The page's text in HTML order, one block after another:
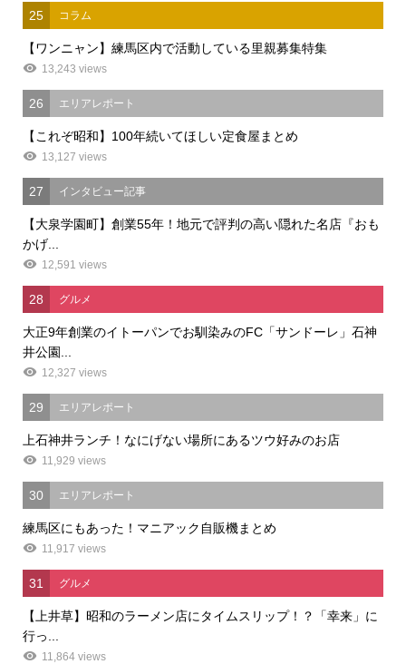
25 コラム
【ワンニャン】練馬区内で活動している里親募集特集
13,243 views
26 エリアレポート
【これぞ昭和】100年続いてほしい定食屋まとめ
13,127 views
27 インタビュー記事
【大泉学園町】創業55年！地元で評判の高い隠れた名店『おも
かげ...
12,591 views
28 グルメ
大正9年創業のイトーパンでお馴染みのFC「サンドーレ」石神
井公園...
12,327 views
29 エリアレポート
上石神井ランチ！なにげない場所にあるツウ好みのお店
11,929 views
30 エリアレポート
練馬区にもあった！マニアック自販機まとめ
11,917 views
31 グルメ
【上井草】昭和のラーメン店にタイムスリップ！？「幸来」に
行っ...
11,864 views